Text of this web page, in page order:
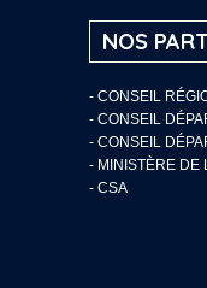
NOS
- CONSEIL
- CONSEIL
- CONSEIL
- MINISTÈRE DE
- CSA